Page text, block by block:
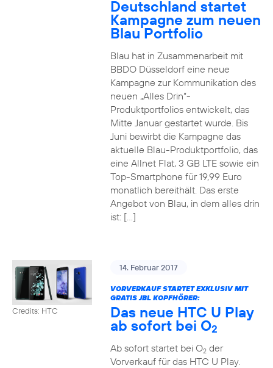
Deutschland startet
Kampagne zum neuen
Blau Portfolio
Blau hat in Zusammenarbeit mit
BBDO Düsseldorf eine neue
Kampagne zur Kommunikation des
neuen „Alles Drin“-
Produktportfolios entwickelt, das
Mitte Januar gestartet wurde. Bis
Juni bewirbt die Kampagne das
aktuelle Blau-Produktportfolio, das
eine Allnet Flat, 3 GB LTE sowie ein
Top-Smartphone für 19,99 Euro
monatlich bereithält. Das erste
Angebot von Blau, in dem alles drin
ist: […]
Credits: HTC
14. Februar 2017
VORVERKAUF STARTET EXKLUSIV MIT
GRATIS JBL KOPFHÖRER:
Das neue HTC U Play
ab sofort bei O2
Ab sofort startet bei O2der
Vorverkauf für das HTC U Play.